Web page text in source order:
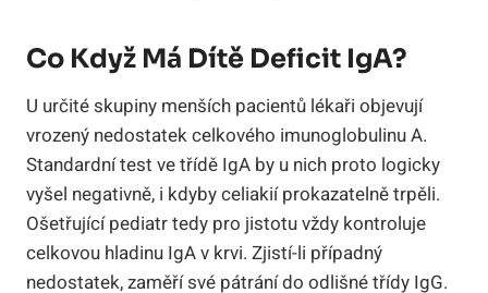
Co Když Má Dítě Deficit IgA?
U určité skupiny menších pacientů lékaři objevují
vrozený nedostatek celkového imunoglobulinu A.
Standardní test ve třídě IgA by u nich proto logicky
vyšel negativně, i kdyby celiakií prokazatelně trpěli.
Ošetřující pediatr tedy pro jistotu vždy kontroluje
celkovou hladinu IgA v krvi. Zjistí-li případný
nedostatek, zaměří své pátrání do odlišné třídy IgG.